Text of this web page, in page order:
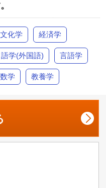
化学 経済学
語学(外国語) 言語学
数学 教養学